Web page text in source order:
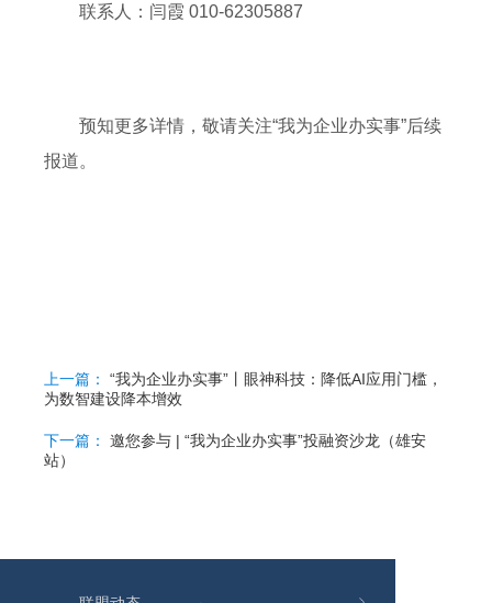
联系人：闫霞 010-62305887
预知更多详情，敬请关注“我为企业办实事”后续
报道。
上一篇：
“我为企业办实事”丨眼神科技：降低AI应用门槛，
为数智建设降本增效
下一篇：
邀您参与 | “我为企业办实事”投融资沙龙（雄安
站）